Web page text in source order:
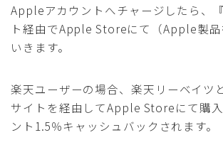
Appleアカウントへチャージしたら、
ト経由でApple Storeにて（Apple製品
いきます。
楽天ユーザーの場合、楽天リーベイツ
サイトを経由してApple Storeにて購
ント1.5％キャッシュバックされます。